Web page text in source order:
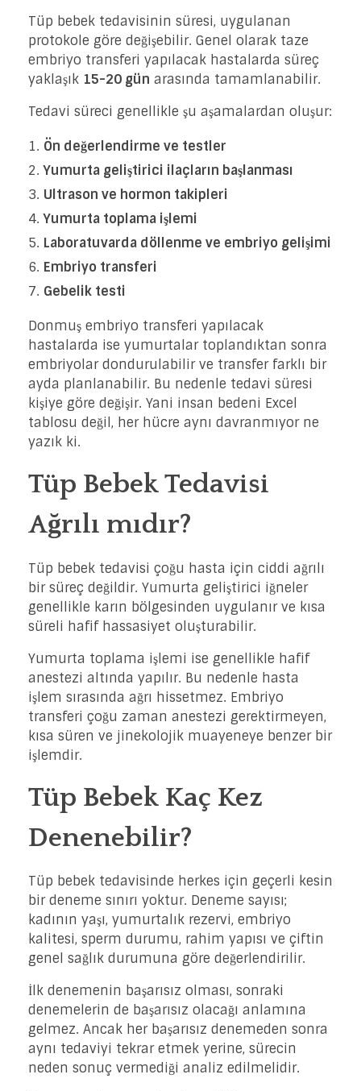
Tüp bebek tedavisinin süresi, uygulanan
protokole göre değişebilir. Genel olarak taze
embriyo transferi yapılacak hastalarda süreç
yaklaşık 15-20 gün arasında tamamlanabilir.
Tedavi süreci genellikle şu aşamalardan oluşur:
Ön değerlendirme ve testler
Yumurta geliştirici ilaçların başlanması
Ultrason ve hormon takipleri
Yumurta toplama işlemi
Laboratuvarda döllenme ve embriyo gelişimi
Embriyo transferi
Gebelik testi
Donmuş embriyo transferi yapılacak
hastalarda ise yumurtalar toplandıktan sonra
embriyolar dondurulabilir ve transfer farklı bir
ayda planlanabilir. Bu nedenle tedavi süresi
kişiye göre değişir. Yani insan bedeni Excel
tablosu değil, her hücre aynı davranmıyor ne
yazık ki.
Tüp Bebek Tedavisi
Ağrılı mıdır?
Tüp bebek tedavisi çoğu hasta için ciddi ağrılı
bir süreç değildir. Yumurta geliştirici iğneler
genellikle karın bölgesinden uygulanır ve kısa
süreli hafif hassasiyet oluşturabilir.
Yumurta toplama işlemi ise genellikle hafif
anestezi altında yapılır. Bu nedenle hasta
işlem sırasında ağrı hissetmez. Embriyo
transferi çoğu zaman anestezi gerektirmeyen,
kısa süren ve jinekolojik muayeneye benzer bir
işlemdir.
Tüp Bebek Kaç Kez
Denenebilir?
Tüp bebek tedavisinde herkes için geçerli kesin
bir deneme sınırı yoktur. Deneme sayısı;
kadının yaşı, yumurtalık rezervi, embriyo
kalitesi, sperm durumu, rahim yapısı ve çiftin
genel sağlık durumuna göre değerlendirilir.
İlk denemenin başarısız olması, sonraki
denemelerin de başarısız olacağı anlamına
gelmez. Ancak her başarısız denemeden sonra
aynı tedaviyi tekrar etmek yerine, sürecin
neden sonuç vermediği analiz edilmelidir.